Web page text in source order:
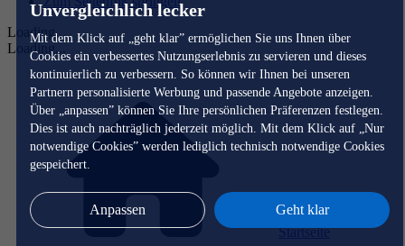
Unvergleichlich lecker
Mit dem Klick auf „geht klar” ermöglichen Sie uns Ihnen über
Cookies ein verbessertes Nutzungserlebnis zu servieren und dieses
kontinuierlich zu verbessern. So können wir Ihnen bei unseren
Partnern personalisierte Werbung und passende Angebote anzeigen.
Über „anpassen” können Sie Ihre persönlichen Präferenzen festlegen.
Dies ist auch nachträglich jederzeit möglich. Mit dem Klick auf „Nur
notwendige Cookies” werden lediglich technisch notwendige Cookies
gespeichert.
Anpassen Geht klar
Loading...
Loading...
Startseite